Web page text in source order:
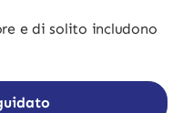
e di solito includono